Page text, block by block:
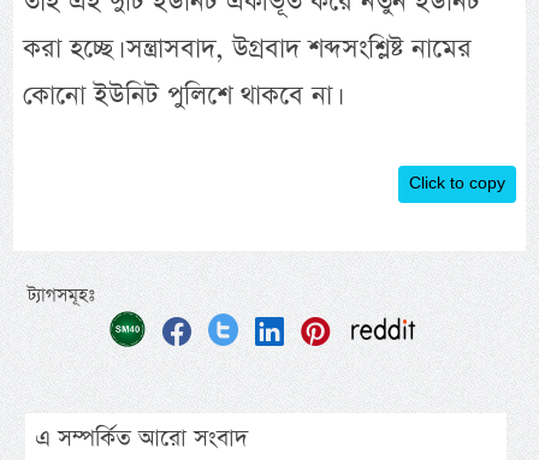
করা হচ্ছে। সন্ত্রাসবাদ, উগ্রবাদ শব্দসংশ্লিষ্ট নামের
কোনো ইউনিট পুলিশে থাকবে না।
Click to copy
ট্যাগসমূহঃ
এ সম্পর্কিত আরো সংবাদ